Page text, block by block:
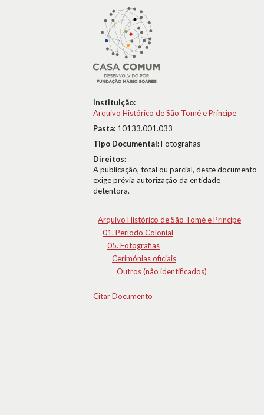
Instituição:
Arquivo Histórico de São Tomé e Príncipe
Pasta: 10133.001.033
Tipo Documental:Fotografias
Direitos:
A publicação, total ou parcial, deste documento
exige prévia autorização da entidade
detentora.
Arquivo Histórico de São Tomé e Príncipe
01. Período Colonial
05. Fotografias
Cerimónias oficiais
Outros (não identificados)
Citar Documento